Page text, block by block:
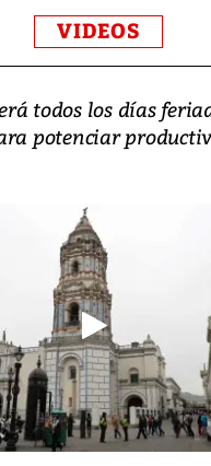
VIDEOS
todos los días
potenciar